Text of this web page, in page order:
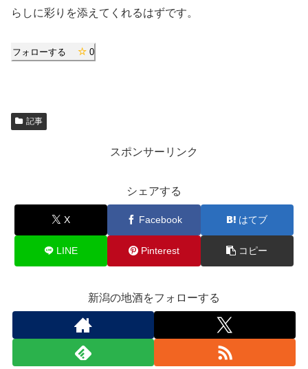
らしに彩りを添えてくれるはずです。
フォローする 0
記事
スポンサーリンク
シェアする
X Facebook はてブ
LINE Pinterest コピー
新潟の地酒をフォローする